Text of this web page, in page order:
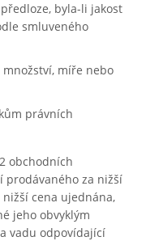
byla-li jakost
smluveného
míře nebo
právních
obchodních
prodávaného za nižší
cena ujednána,
jeho obvyklým
vadu odpovídající